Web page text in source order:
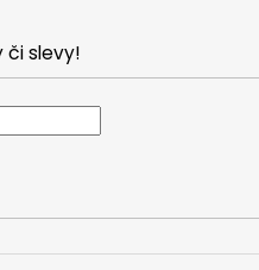
či slevy!